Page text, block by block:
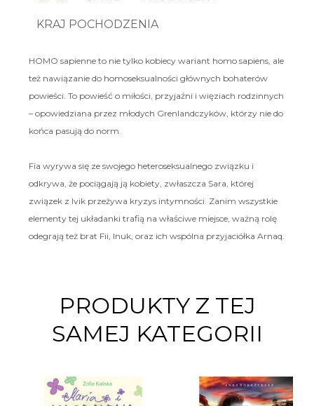
KRAJ POCHODZENIA
HOMO sapienne to nie tylko kobiecy wariant homo sapiens, ale
też nawiązanie do homoseksualności głównych bohaterów
powieści. To powieść o miłości, przyjaźni i więziach rodzinnych
– opowiedziana przez młodych Grenlandczyków, którzy nie do
końca pasują do norm.
Fia wyrywa się ze swojego heteroseksualnego związku i
odkrywa, że pociągają ją kobiety, zwłaszcza Sara, której
związek z Ivik przeżywa kryzys intymności. Zanim wszystkie
elementy tej układanki trafią na właściwe miejsce, ważną rolę
odegrają też brat Fii, Inuk, oraz ich wspólna przyjaciółka Arnaq.
PRODUKTY Z TEJ
SAMEJ KATEGORII